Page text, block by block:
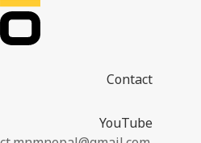
Contact
YouTube